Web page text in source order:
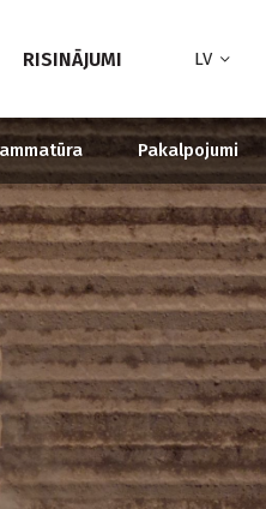
Pakalpojumi
RISINĀJUMI LV